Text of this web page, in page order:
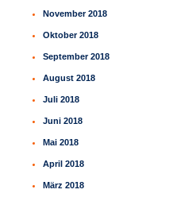
November 2018
Oktober 2018
September 2018
August 2018
Juli 2018
Juni 2018
Mai 2018
April 2018
März 2018